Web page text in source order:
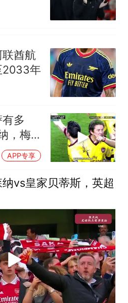
酋航
2033年
多
，梅
、伊涅
APP专享
vs皇家贝蒂斯，英超